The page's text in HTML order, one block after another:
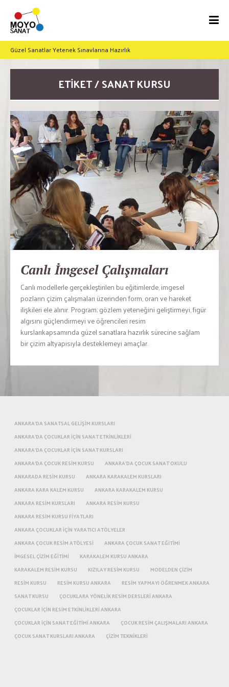
Güzel Sanatlar Yetenek Sınavlarına Hazırlık
ETIKET / SANAT KURSU
Canlı İmgesel Çalışmaları
Canlı modellerle gerçekleştirilen bu eğitimlerde, imgesel
pozların çizim çalışmaları üzerinden form, oran ve hareket
ilişkileri ele alınır. Program; gözlem yeteneğini geliştirmeyi, figür
algısını güçlendirmeyi ve öğrencileri resim
kurslarıkapsamında güzel sanatlara hazırlık sürecine sağlam
bir çizim altyapısıyla desteklemeyi amaçlar.
ANKARA'DA SANATSAL GELIŞIM KURSLARI
ANKARA'DA ÇOCUKLAR IÇIN SANAT ETKINLIKLERI
ANKARA'DA ÇOCUKLAR IÇIN SANAT KURSLARI
ANKARA'DA ÇOCUK RESIM KURSU
ANKARA'DA ÇOCUK SANAT OKULU
ANKARADA RESIM KURSU
ANKARA KARAKALEM KURSLARI
ANKARA KARA KALEM KURSU
ANKARA KARAKALEM KURSU
ANKARA RESIM KURSLARI
ANKARA RESIM KURSU
ANKARA RESIM KURSU FIYATLARI
ANKARA ÇOCUKLAR IÇIN YARATICI ATÖLYELER
ANKARA ÇOCUK RESIM ATÖLYESI
ANKARA ÇOCUK SANAT EĞITIMI
IMGESEL ÇIZIM EĞITIMI
KARAKALEM KURSU ANKARA
KARAKALEM RESIM KURSU
KIZILAY RESIM KURSU
MODELDEN ÇIZIM
RESIM KURSU
RESIM KURSU ANKARA
RESIM YAPMAYI ÖĞRENMEK ANKARA
SANAT KURSU
ÇOCUKLARA YÖNELIK RESIM DERSLERI ANKARA
ÇOCUKLAR IÇIN RESIM ETKINLIKLERI ANKARA
ÇOCUKLAR IÇIN SANAT EĞITIMI ANKARA
ÇOCUK RESIM ÇALIŞMALARI ANKARA
ÇOCUK SANAT KURSLARI ANKARA
ÇIZIM TEKNIKLERI